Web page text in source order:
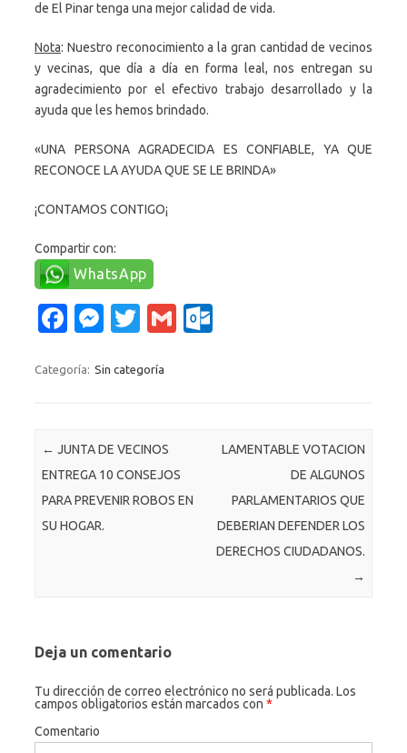
de El Pinar tenga una mejor calidad de vida.
Nota: Nuestro reconocimiento a la gran cantidad de vecinos
y vecinas, que día a día en forma leal, nos entregan su
agradecimiento por el efectivo trabajo desarrollado y la
ayuda que les hemos brindado.
«UNA PERSONA AGRADECIDA ES CONFIABLE, YA QUE
RECONOCE LA AYUDA QUE SE LE BRINDA»
¡CONTAMOS CONTIGO¡
Compartir con:
WhatsApp
Fa
e
o
k
M
se
er
T
it
G
c
m
Categoría: Sin categoría
Navegación de entradas
← JUNTA DE VECINOS
ENTREGA 10 CONSEJOS
PARA PREVENIR ROBOS EN
SU HOGAR.
LAMENTABLE VOTACION
DE ALGUNOS
PARLAMENTARIOS QUE
DEBERIAN DEFENDER LOS
DERECHOS CIUDADANOS.
→
Deja un comentario
Tu dirección de correo electrónico no será publicada. Los
campos obligatorios están marcados con *
Comentario